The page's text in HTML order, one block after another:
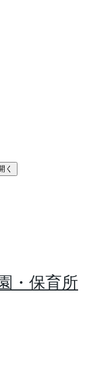
く
・保育所